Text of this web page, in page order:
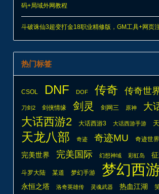
码+局域外网教程
斗破诛仙3超变打金18职业精修版，GM工具+网页
热门标签
CSOL DNF DOF 传奇 传奇世
刀剑2 剑侠情缘 剑灵 剑网三 原神 大
大话西游2 大话西游3 大话西游手游
天龙八部 奇迹 奇迹MU 奇迹世界
完美世界 完美国际 幻想神域 彩虹岛
斗罗大陆 某道 梦幻手游 梦幻西
永恒之塔
洛奇英雄传 灵魂武器 热血江湖